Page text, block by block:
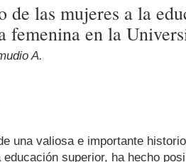
de las mujeres a la
femenina en la
A.
una valiosa e importante
educación superior, ha hecho